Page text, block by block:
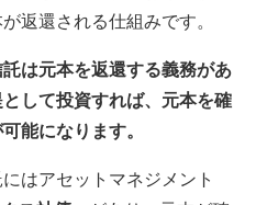
返還される仕組みです。
は元本を返還する義務があ
して投資すれば、元本を確
能になります。
はアセットマネジメント